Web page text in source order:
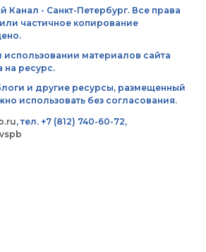
Канал - Санкт-Петербург. Все права
частичное копирование
материалов сайта
на ресурс.
и другие ресурсы, размещенный
использовать без согласования.
, тел. +7 (812) 740-60-72,